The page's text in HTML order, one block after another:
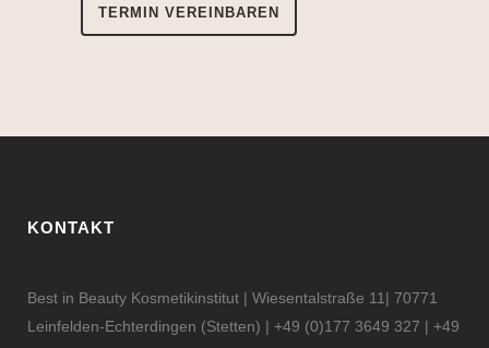
TERMIN VEREINBAREN
KONTAKT
Best in Beauty Kosmetikinstitut | Wiesentalstraße 11| 70771
Leinfelden-Echterdingen (Stetten) | +49 (0)177 3649 327 | +49